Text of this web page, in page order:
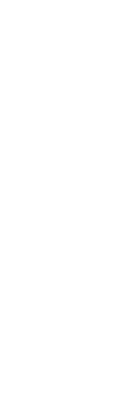
del
y está
croata, la
podrá
medio sin
del